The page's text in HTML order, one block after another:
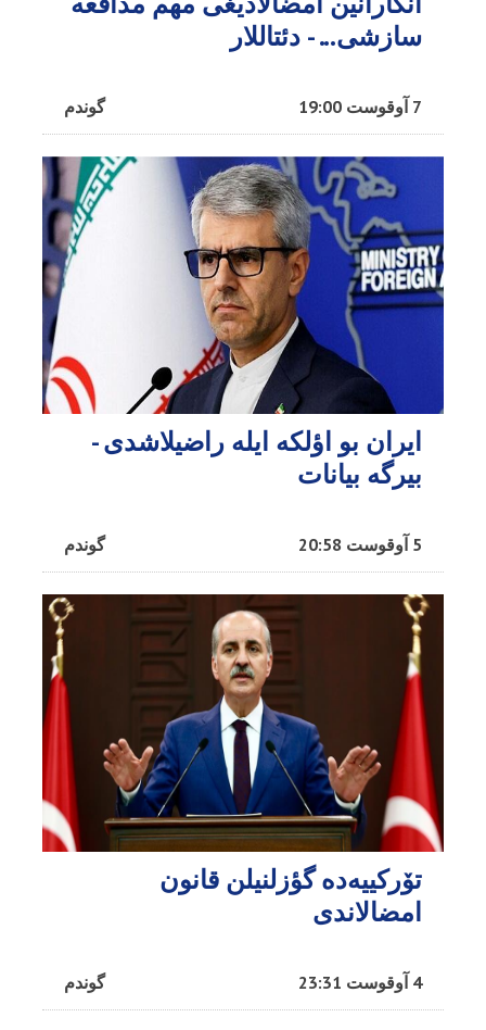
سازشی... - دئتاللار
گوندم 7 آوقوست 19:00
ایران بو اؤلکه ایله راضیلاشدی -
بیرگه بیانات
گوندم 5 آوقوست 20:58
تۆرکییه‌ده گؤزلنیلن قانون
امضالاندی
گوندم 4 آوقوست 23:31